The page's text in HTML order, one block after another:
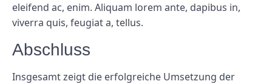
eleifend ac, enim. Aliquam lorem ante, dapibus in,
viverra quis, feugiat a, tellus.
Abschluss
Insgesamt zeigt die erfolgreiche Umsetzung der